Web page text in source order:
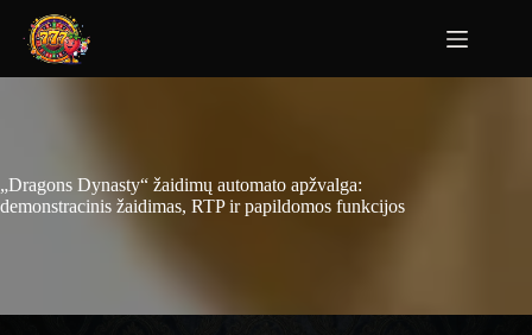
„Dragons Dynasty“ žaidimų automato apžvalga:
demonstracinis žaidimas, RTP ir papildomos funkcijos